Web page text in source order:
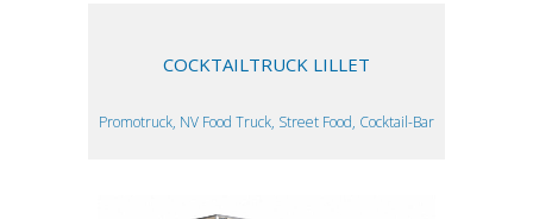
COCKTAILTRUCK LILLET
Promotruck, NV Food Truck, Street Food, Cocktail-Bar